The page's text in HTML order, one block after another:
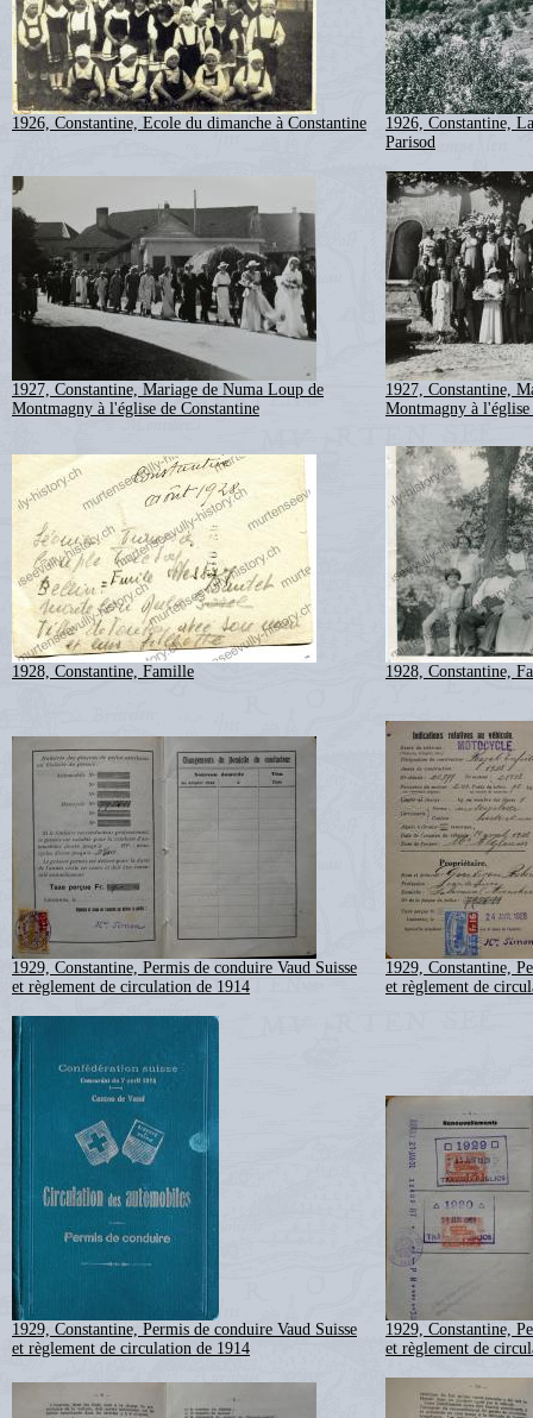
1926, Constantine, Ecole du dimanche à Constantine
1926, Constantine,
Parisod
1927, Constantine, Mariage de Numa Loup de
Montmagny à l'église de Constantine
1927, Constantine,
Montmagny à l'église
1928, Constantine, Famille 1928, Constantine,
1929, Constantine, Permis de conduire Vaud Suisse
et règlement de circulation de 1914
1929, Constantine,
et règlement de
1929, Constantine, Permis de conduire Vaud Suisse
et règlement de circulation de 1914
1929, Constantine,
et règlement de